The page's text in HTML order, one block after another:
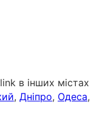
в інших містах
, Дніпро, Одеса,